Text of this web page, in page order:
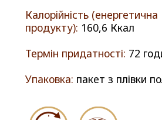
Калорійність (енергетична
продукту): 160,6 Ккал
Термін придатності: 72
Упаковка: пакет з плівки